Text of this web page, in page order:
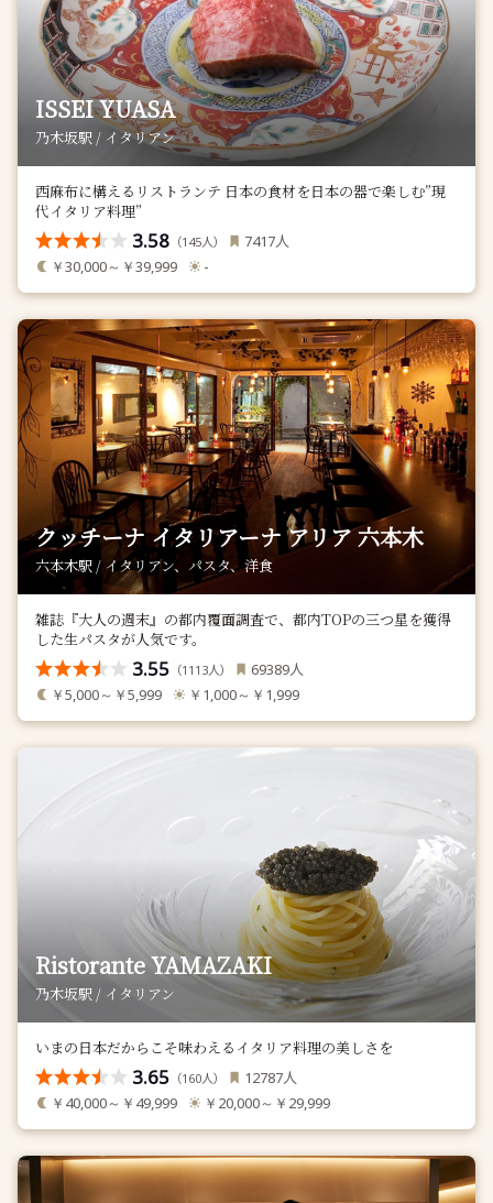
ISSEI YUASA
乃木坂駅 / イタリアン
西麻布に構えるリストランテ 日本の食材を日本の器で楽しむ”現
代イタリア料理”
3.58 （145人） 7417人
￥30,000～￥39,999 -
クッチーナ イタリアーナ アリア 六本木
六本木駅 / イタリアン、パスタ、洋食
雑誌『大人の週末』の都内覆面調査で、都内TOPの三つ星を獲得
した生パスタが人気です。
3.55 （1113人） 69389人
￥5,000～￥5,999 ￥1,000～￥1,999
Ristorante YAMAZAKI
乃木坂駅 / イタリアン
いまの日本だからこそ味わえるイタリア料理の美しさを
3.65 （160人） 12787人
￥40,000～￥49,999 ￥20,000～￥29,999